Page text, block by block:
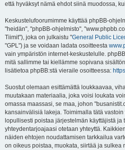
että hyväksyt nämä ehdot siinä muodossa,
Keskustelufoorumimme käyttää phpBB-
"heidän", "phpBB-ohjelmisto",
Tiimit"), joka on julkaistu "General Public
"GPL") ja se voidaan ladata osoitteesta
vain ympäristön internet-keskustelulle.
mitä sallimme tai kiellämme sopivana
lisätietoa phpBB:stä vieraile osoitteessa:
Suostut olemaan esittämättä loukkaavaa,
muutakaan materiaalia, joka voisi loukata
omassa maassasi, se maa, johon
kansainvälisiä lakeja. Toimimalla tätä
lopullisesti poistaa järjestelmän käyttäjistä ja
yhteydentarjoajaasi otetaan yhteyttä.
näiden ehtojen noudattamisen tarkkailua
on oikeus poistaa, muokata, siirtää ja sulkea